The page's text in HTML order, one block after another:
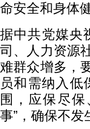
命安全和身体
据中共党媒央
司、人力资源
难群众增多，
员和需纳入低
围，应保尽
事”，确保不发